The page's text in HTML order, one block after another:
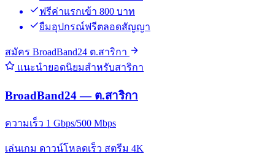
ฟรีค่าแรกเข้า 800 บาท
ยืมอุปกรณ์ฟรีตลอดสัญญา
สมัคร BroadBand24 ต.สาริกา
แนะนำยอดนิยมสำหรับสาริกา
BroadBand24 — ต.สาริกา
ความเร็ว 1 Gbps/500 Mbps
เล่นเกม ดาวน์โหลดเร็ว สตรีม 4K